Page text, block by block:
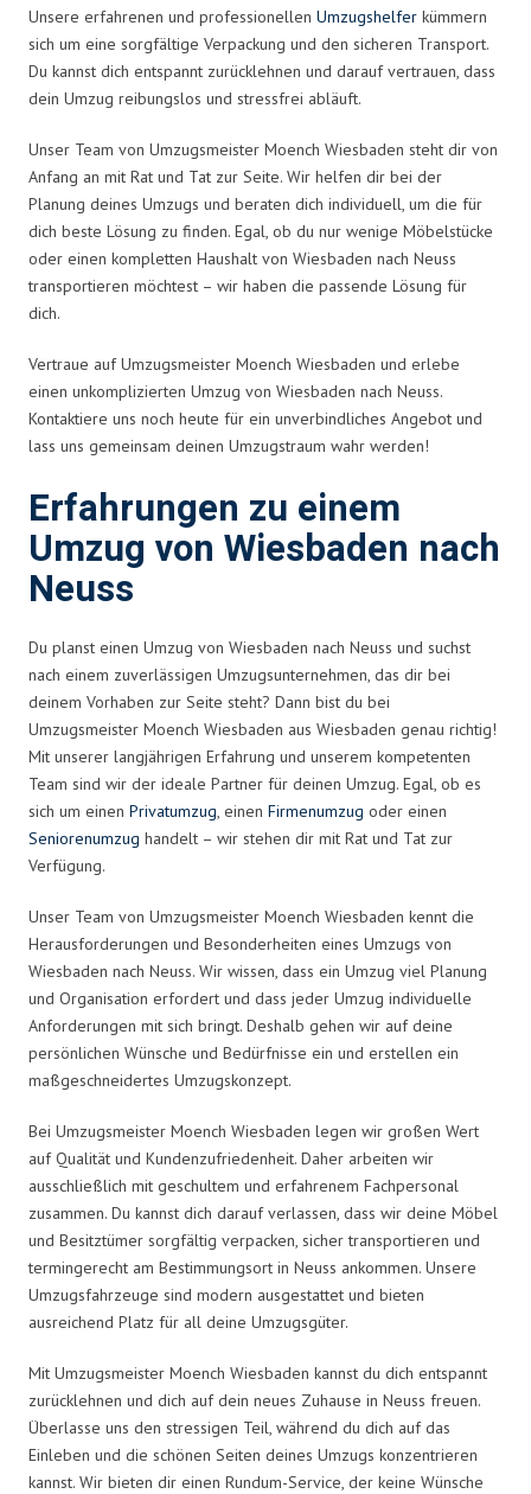
Unsere erfahrenen und professionellen Umzugshelfer kümmern
sich um eine sorgfältige Verpackung und den sicheren Transport.
Du kannst dich entspannt zurücklehnen und darauf vertrauen, dass
dein Umzug reibungslos und stressfrei abläuft.
Unser Team von Umzugsmeister Moench Wiesbaden steht dir von
Anfang an mit Rat und Tat zur Seite. Wir helfen dir bei der
Planung deines Umzugs und beraten dich individuell, um die für
dich beste Lösung zu finden. Egal, ob du nur wenige Möbelstücke
oder einen kompletten Haushalt von Wiesbaden nach Neuss
transportieren möchtest – wir haben die passende Lösung für
dich.
Vertraue auf Umzugsmeister Moench Wiesbaden und erlebe
einen unkomplizierten Umzug von Wiesbaden nach Neuss.
Kontaktiere uns noch heute für ein unverbindliches Angebot und
lass uns gemeinsam deinen Umzugstraum wahr werden!
Erfahrungen zu einem
Umzug von Wiesbaden nach
Neuss
Du planst einen Umzug von Wiesbaden nach Neuss und suchst
nach einem zuverlässigen Umzugsunternehmen, das dir bei
deinem Vorhaben zur Seite steht? Dann bist du bei
Umzugsmeister Moench Wiesbaden aus Wiesbaden genau richtig!
Mit unserer langjährigen Erfahrung und unserem kompetenten
Team sind wir der ideale Partner für deinen Umzug. Egal, ob es
sich um einen Privatumzug, einen Firmenumzug oder einen
Seniorenumzug handelt – wir stehen dir mit Rat und Tat zur
Verfügung.
Unser Team von Umzugsmeister Moench Wiesbaden kennt die
Herausforderungen und Besonderheiten eines Umzugs von
Wiesbaden nach Neuss. Wir wissen, dass ein Umzug viel Planung
und Organisation erfordert und dass jeder Umzug individuelle
Anforderungen mit sich bringt. Deshalb gehen wir auf deine
persönlichen Wünsche und Bedürfnisse ein und erstellen ein
maßgeschneidertes Umzugskonzept.
Bei Umzugsmeister Moench Wiesbaden legen wir großen Wert
auf Qualität und Kundenzufriedenheit. Daher arbeiten wir
ausschließlich mit geschultem und erfahrenem Fachpersonal
zusammen. Du kannst dich darauf verlassen, dass wir deine Möbel
und Besitztümer sorgfältig verpacken, sicher transportieren und
termingerecht am Bestimmungsort in Neuss ankommen. Unsere
Umzugsfahrzeuge sind modern ausgestattet und bieten
ausreichend Platz für all deine Umzugsgüter.
Mit Umzugsmeister Moench Wiesbaden kannst du dich entspannt
zurücklehnen und dich auf dein neues Zuhause in Neuss freuen.
Überlasse uns den stressigen Teil, während du dich auf das
Einleben und die schönen Seiten deines Umzugs konzentrieren
kannst. Wir bieten dir einen Rundum-Service, der keine Wünsche